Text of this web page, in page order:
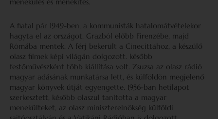
A fiatal pár 1949-ben, a kommunisták hatalomátvételekor
hagyta el az országot. Grazból előbb Firenzébe, majd
Rómába mentek. A férj bekerült a Cinecittához, a készülő
olasz filmek képi világán dolgozott. később
festőművészként több kiállítása volt. Zsuzsa az olasz rádió
magyar adásának munkatársa lett, és külföldön megjelenő
magyar könyvek útját egyengette. 1956-ban hetilapot
szerkesztett, később olaszul tanította a magyar
menekülteket, az olasz miniszterelnökség külföldi